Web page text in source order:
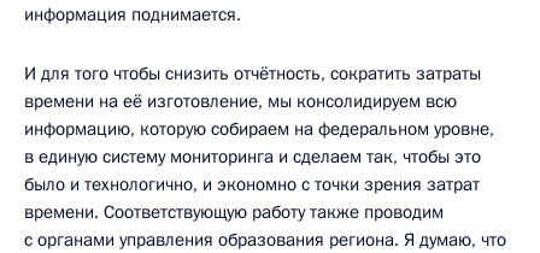
информация поднимается.
И для того чтобы снизить отчётность, сократить затраты
времени на её изготовление, мы консолидируем всю
информацию, которую собираем на федеральном уровне,
в единую систему мониторинга и сделаем так, чтобы это
было и технологично, и экономно с точки зрения затрат
времени. Соответствующую работу также проводим
с органами управления образования региона. Я думаю, что